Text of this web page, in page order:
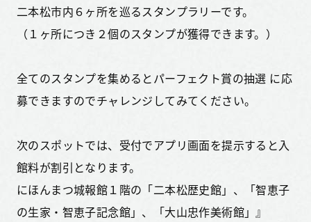
二本松市内６ヶ所を巡るスタンプラリーです。
（１ヶ所につき２個のスタンプが獲得できます。）
全てのスタンプを集めるとパーフェクト賞の抽選 に応
募できますのでチャレンジしてみてください。
次のスポットでは、受付でアプリ画面を提示すると入
館料が割引となります。
にほんまつ城報館１階の「二本松歴史館」、「智恵子
の生家・智恵子記念館」、「大山忠作美術館」』